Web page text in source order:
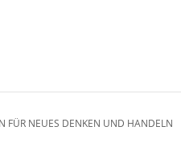
FÜR NEUES DENKEN UND HANDELN